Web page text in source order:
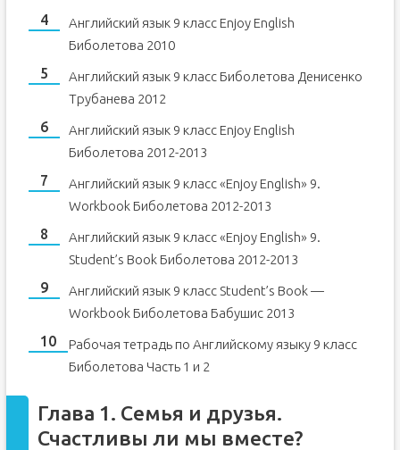
Английский язык 9 класс Enjoy English
Биболетова 2010
Английский язык 9 класс Биболетова Денисенко
Трубанева 2012
Английский язык 9 класс Enjoy English
Биболетова 2012-2013
Английский язык 9 класс «Enjoy English» 9.
Workbook Биболетова 2012-2013
Английский язык 9 класс «Enjoy English» 9.
Student’s Book Биболетова 2012-2013
Английский язык 9 класс Student’s Book —
Workbook Биболетова Бабушис 2013
Рабочая тетрадь по Английскому языку 9 класс
Биболетова Часть 1 и 2
Глава 1. Семья и друзья.
Счастливы ли мы вместе?